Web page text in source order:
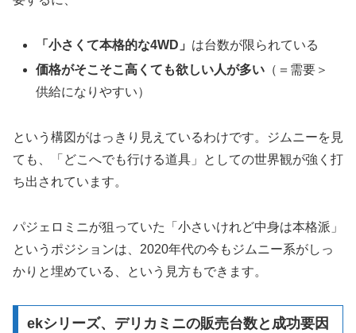
「小さくて本格的な4WD」 は台数が限られている
価格がそこそこ高くても欲しい人が多い （＝需要＞
供給になりやすい）
という構図がはっきり見えているわけです。ジムニーを見
ても、「どこへでも行ける道具」としての世界観が強く打
ち出されています。
パジェロミニが狙っていた「小さいけれど中身は本格派」
というポジションは、2020年代の今もジムニー系がしっ
かりと埋めている、という見方もできます。
ekシリーズ、デリカミニの販売台数と成功要因